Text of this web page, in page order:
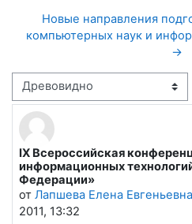
Новые направления
компьютерных наук и
→
Режим отображения
IX Всероссийская
информационных
Федерации»
от Лапшева Елена Евгеньевна
2011, 13:32
Количество ответов: 0